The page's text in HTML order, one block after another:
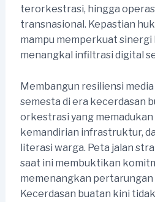
terorkestrasi, hingga
transnasional. Kepastian
mampu memperkuat sinergi
menangkal infiltrasi digital
Membangun resiliensi
semesta di era kecerdasan
orkestrasi yang memadukan
kemandirian infrastruktur,
literasi warga. Peta jalan
saat ini membuktikan
memenangkan pertarungan
Kecerdasan buatan kini